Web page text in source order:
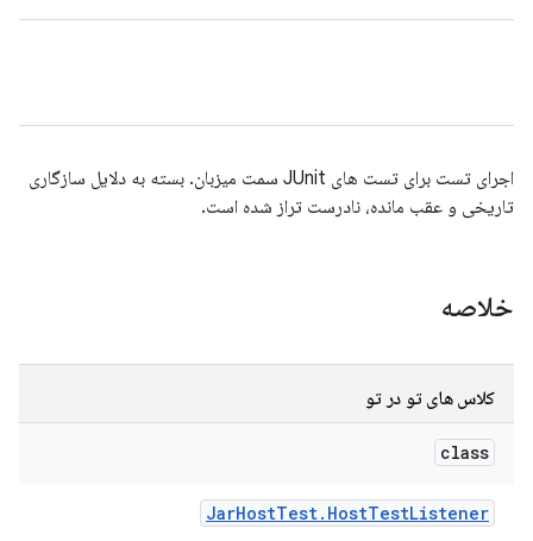
اجرای تست برای تست های JUnit سمت میزبان. بسته به دلایل سازگاری
تاریخی و عقب مانده، نادرست تراز شده است.
خلاصه
کلاس های تو در تو
class
JarHostTest. HostTestListener